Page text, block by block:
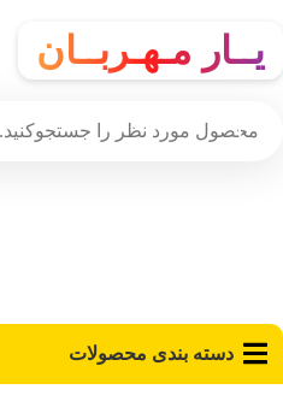
یــار مـهـربــان
دسته‌ بندی محصولات